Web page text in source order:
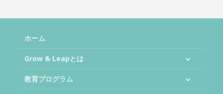
ホーム
Grow & Leapとは
教育プログラム